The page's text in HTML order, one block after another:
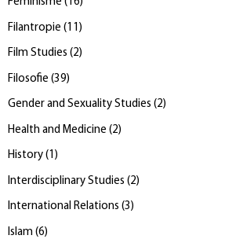
Filantropie (11 )
Film Studies (2)
Filosofie (39)
Gender and Sexuality Studies (2)
Health and Medicine (2)
History (1 )
Interdisciplinary Studies (2)
International Relations (3)
Islam (6)